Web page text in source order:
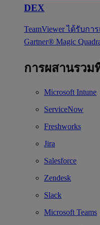
DEX
TeamViewer ได้รับก
Gartner® Magic
การผสานรว
Microsoft Intune
ServiceNow
Freshworks
Jira
Salesforce
Zendesk
Slack
Microsoft Teams